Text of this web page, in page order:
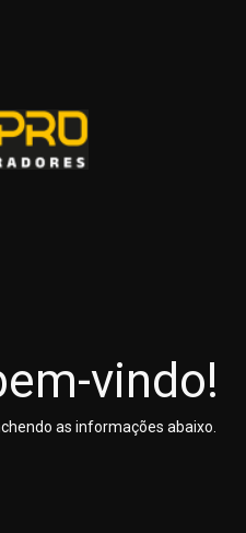
vindo!
as informações abaixo.